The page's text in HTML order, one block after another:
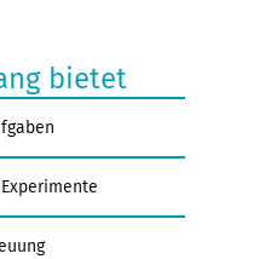
bietet